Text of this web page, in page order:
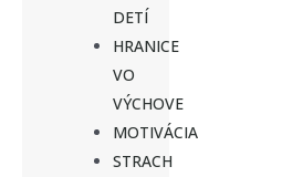
DETÍ
HRANICE
VO
VÝCHOVE
MOTIVÁCIA
STRACH